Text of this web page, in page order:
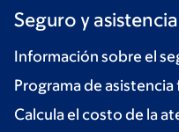
Seguro y asistencia
Información sobre el
Programa de asistencia
Calcula el costo de la